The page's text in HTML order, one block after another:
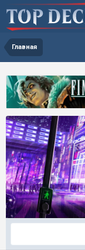
Главная